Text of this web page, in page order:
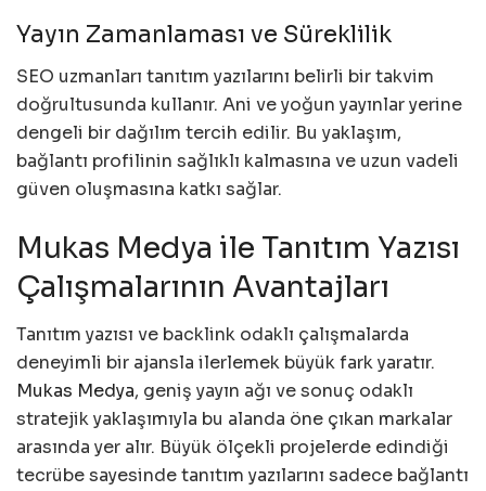
Yayın Zamanlaması ve Süreklilik
SEO uzmanları tanıtım yazılarını belirli bir takvim
doğrultusunda kullanır. Ani ve yoğun yayınlar yerine
dengeli bir dağılım tercih edilir. Bu yaklaşım,
bağlantı profilinin sağlıklı kalmasına ve uzun vadeli
güven oluşmasına katkı sağlar.
Mukas Medya ile Tanıtım Yazısı
Çalışmalarının Avantajları
Tanıtım yazısı ve backlink odaklı çalışmalarda
deneyimli bir ajansla ilerlemek büyük fark yaratır.
Mukas Medya, geniş yayın ağı ve sonuç odaklı
stratejik yaklaşımıyla bu alanda öne çıkan markalar
arasında yer alır. Büyük ölçekli projelerde edindiği
tecrübe sayesinde tanıtım yazılarını sadece bağlantı